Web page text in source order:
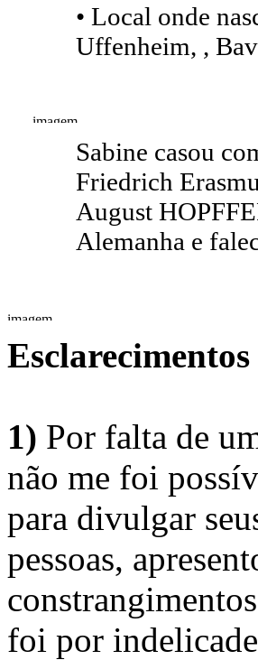
• Local onde
Uffenheim, ,
Sabine casou
Friedrich
August
Alemanha e
1) Por falta de
não me foi
para divulgar
pessoas,
foi por